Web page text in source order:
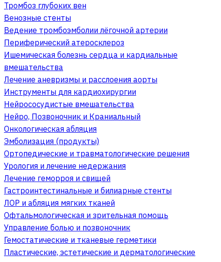
Тромбоз глубоких вен
Венозные стенты
Ведение тромбоэмболии лёгочной артерии
Периферический атеросклероз
Ишемическая болезнь сердца и кардиальные
вмешательства
Лечение аневризмы и расслоения аорты
Инструменты для кардиохирургии
Нейрососудистые вмешательства
Нейро, Позвоночник и Краниальный
Онкологическая абляция
Эмболизация (продукты)
Ортопедические и травматологические решения
Урология и лечение недержания
Лечение геморроя и свищей
Гастроинтестинальные и билиарные стенты
ЛОР и абляция мягких тканей
Офтальмологическая и зрительная помощь
Управление болью и позвоночник
Гемостатические и тканевые герметики
Пластические, эстетические и дерматологические